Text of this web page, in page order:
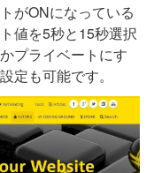
がONになっている
値を5秒と15秒選択
プライベートにす
定も可能です。